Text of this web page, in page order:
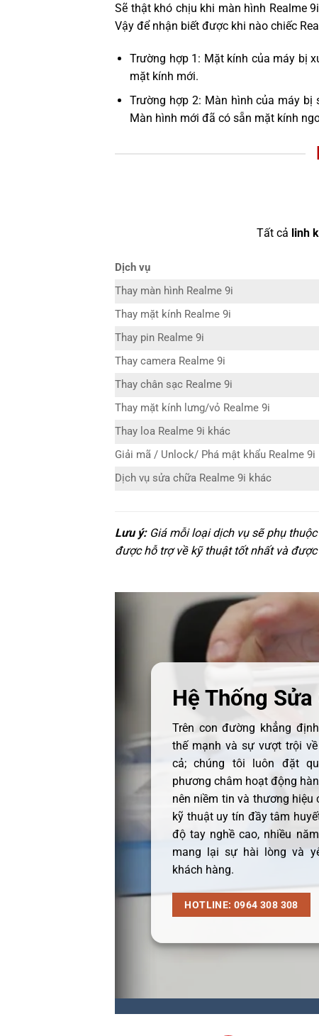
Sẽ thật khó chịu khi màn hình Realme
Vậy để nhận biết được khi nào chiếc
Trường hợp 1: Mặt kính của máy bị
mặt kính mới.
Trường hợp 2: Màn hình của máy
Màn hình mới đã có sẵn mặt kính
Tất cả linh
Dịch vụ
Thay màn hình Realme 9i
Thay mặt kính Realme 9i
Thay pin Realme 9i
Thay camera Realme 9i
Thay chân sạc Realme 9i
Thay mặt kính lưng/vỏ Realme 9i
Thay loa Realme 9i khác
Giải mã / Unlock/ Phá mật khẩu Realme 9i
Dịch vụ sửa chữa Realme 9i khác
Lưu ý:Giá mỗi loại dịch vụ sẽ phụ
được hỗ trợ về kỹ thuật tốt nhất và
Hệ Thống Sửa
Trên con đường khẳng
thế mạnh và sự vượt trội
cả; chúng tôi luôn đặt
phương châm hoạt động
nên niềm tin và thương hiệu
kỹ thuật uy tín đầy tâm
độ tay nghề cao, nhiều
mang lại sự hài lòng và
khách hàng.
HOTLINE: 0964 308 308